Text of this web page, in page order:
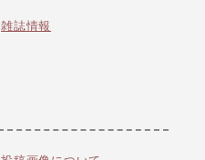
雑誌情報